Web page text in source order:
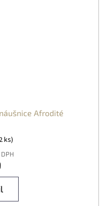
Afrodité
ks)